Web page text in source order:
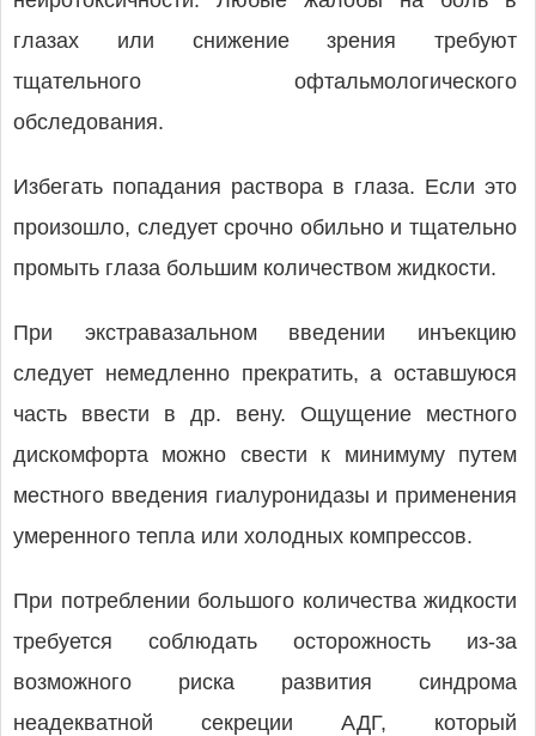
глазах или снижение зрения требуют
тщательного офтальмологического
обследования.
Избегать попадания раствора в глаза. Если это
произошло, следует срочно обильно и тщательно
промыть глаза большим количеством жидкости.
При экстравазальном введении инъекцию
следует немедленно прекратить, а оставшуюся
часть ввести в др. вену. Ощущение местного
дискомфорта можно свести к минимуму путем
местного введения гиалуронидазы и применения
умеренного тепла или холодных компрессов.
При потреблении большого количества жидкости
требуется соблюдать осторожность из-за
возможного риска развития синдрома
неадекватной секреции АДГ, который